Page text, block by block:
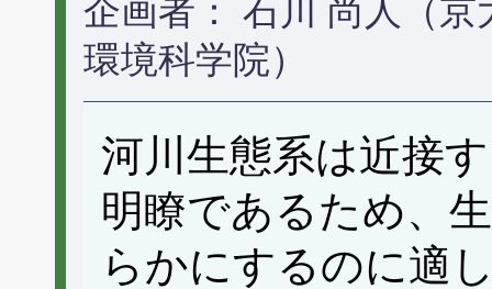
企画者： 石川 尚人（
環境科学院）
河川生態系は近接
明瞭であるため、
らかにするのに適